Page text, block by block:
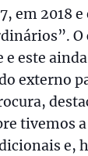
em 2018
este
externo
tivemos
e,